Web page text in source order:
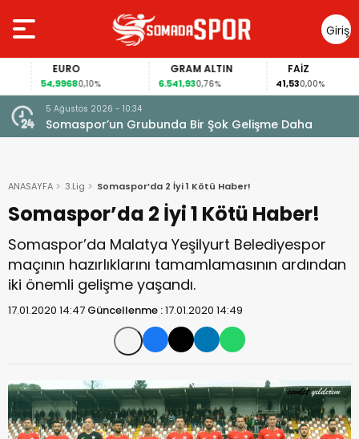
Giriş
Yap
EURO
54,99680,10%
GRAM ALTIN
6.541,930,76%
FAİZ
41,530,00%
5 Ağustos 2026 - 10:34
Somaspor’un Grubunda Bir Şok Gelişme Daha
ANASAYFA 3.Lig Somaspor’da 2 İyi 1 Kötü Haber!
Somaspor’da 2 İyi 1 Kötü Haber!
Somaspor’da Malatya Yeşilyurt Belediyespor
maçının hazırlıklarını tamamlamasının ardından
iki önemli gelişme yaşandı.
17.01.2020 14:47 Güncellenme :17.01.2020 14:49